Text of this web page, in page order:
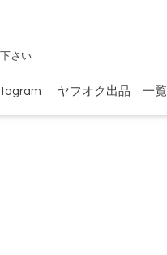
さい
ヤフオク出品 一覧